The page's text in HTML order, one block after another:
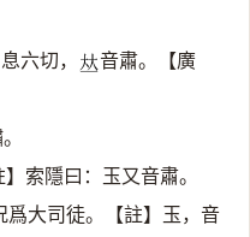
六切， 𠀤音肅。【廣
索隱曰：玉又音肅。
爲大司徒。【註】玉，音